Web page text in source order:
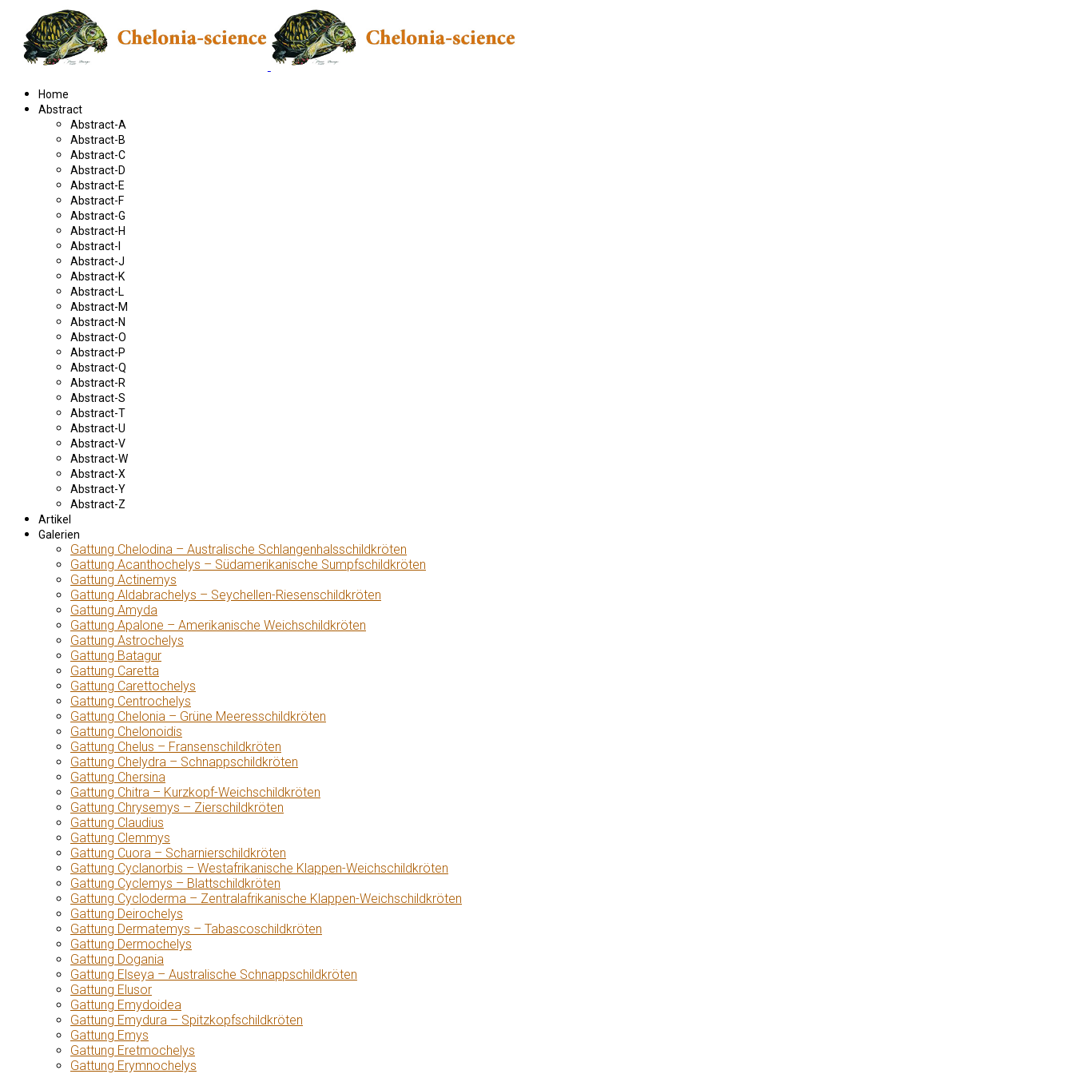
Home
Abstract
Abstract-A
Abstract-B
Abstract-C
Abstract-D
Abstract-E
Abstract-F
Abstract-G
Abstract-H
Abstract-I
Abstract-J
Abstract-K
Abstract-L
Abstract-M
Abstract-N
Abstract-O
Abstract-P
Abstract-Q
Abstract-R
Abstract-S
Abstract-T
Abstract-U
Abstract-V
Abstract-W
Abstract-X
Abstract-Y
Abstract-Z
Artikel
Galerien
Gattung Chelodina – Australische Schlangenhalsschildkröten
Gattung Acanthochelys – Südamerikanische Sumpfschildkröten
Gattung Actinemys
Gattung Aldabrachelys – Seychellen-Riesenschildkröten
Gattung Amyda
Gattung Apalone – Amerikanische Weichschildkröten
Gattung Astrochelys
Gattung Batagur
Gattung Caretta
Gattung Carettochelys
Gattung Centrochelys
Gattung Chelonia – Grüne Meeresschildkröten
Gattung Chelonoidis
Gattung Chelus – Fransenschildkröten
Gattung Chelydra – Schnappschildkröten
Gattung Chersina
Gattung Chitra – Kurzkopf-Weichschildkröten
Gattung Chrysemys – Zierschildkröten
Gattung Claudius
Gattung Clemmys
Gattung Cuora – Scharnierschildkröten
Gattung Cyclanorbis – Westafrikanische Klappen-Weichschildkröten
Gattung Cyclemys – Blattschildkröten
Gattung Cycloderma – Zentralafrikanische Klappen-Weichschildkröten
Gattung Deirochelys
Gattung Dermatemys – Tabascoschildkröten
Gattung Dermochelys
Gattung Dogania
Gattung Elseya – Australische Schnappschildkröten
Gattung Elusor
Gattung Emydoidea
Gattung Emydura – Spitzkopfschildkröten
Gattung Emys
Gattung Eretmochelys
Gattung Erymnochelys